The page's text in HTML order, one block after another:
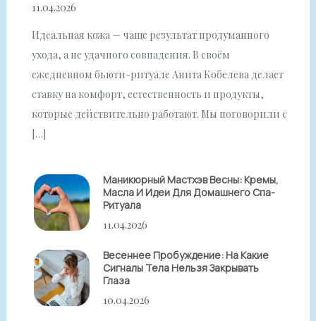
11.04.2026
Идеальная кожа — чаще результат продуманного
ухода, а не удачного совпадения. В своём
ежедневном бьюти-ритуале Анита Кобелева делает
ставку на комфорт, естественность и продукты,
которые действительно работают. Мы поговорили с
[…]
Маникюрный Мастхэв Весны: Кремы,
Масла И Идеи Для Домашнего Спа-
Ритуала
11.04.2026
Весеннее Пробуждение: На Какие
Сигналы Тела Нельзя Закрывать
Глаза
10.04.2026